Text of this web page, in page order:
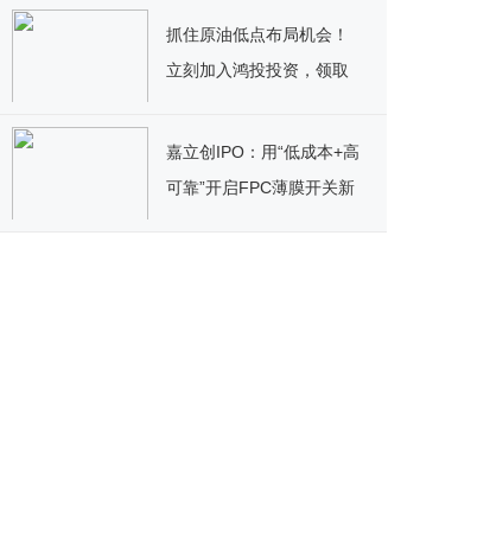
抓住原油低点布局机会！
立刻加入鸿投投资，领取
嘉立创IPO：用“低成本+高
可靠”开启FPC薄膜开关新